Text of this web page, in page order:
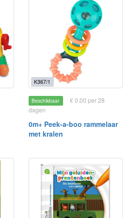
K367/1
Beschikbaar
€ 0.00 per 28
dagen
0m+ Peek-a-boo rammelaar
met kralen